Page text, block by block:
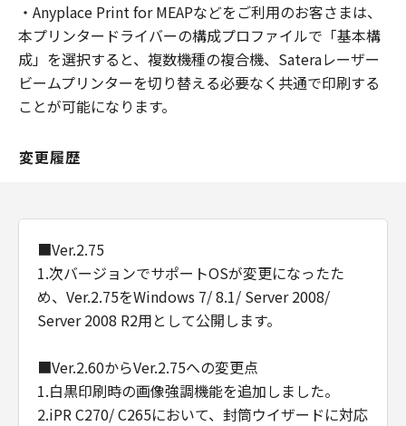
・Anyplace Print for MEAPなどをご利用のお客さまは、
本プリンタードライバーの構成プロファイルで「基本構
成」を選択すると、複数機種の複合機、Sateraレーザー
ビームプリンターを切り替える必要なく共通で印刷する
ことが可能になります。
変更履歴
■Ver.2.75
1.次バージョンでサポートOSが変更になったた
め、Ver.2.75をWindows 7/ 8.1/ Server 2008/
Server 2008 R2用として公開します。
■Ver.2.60からVer.2.75への変更点
1.白黒印刷時の画像強調機能を追加しました。
2.iPR C270/ C265において、封筒ウイザードに対応